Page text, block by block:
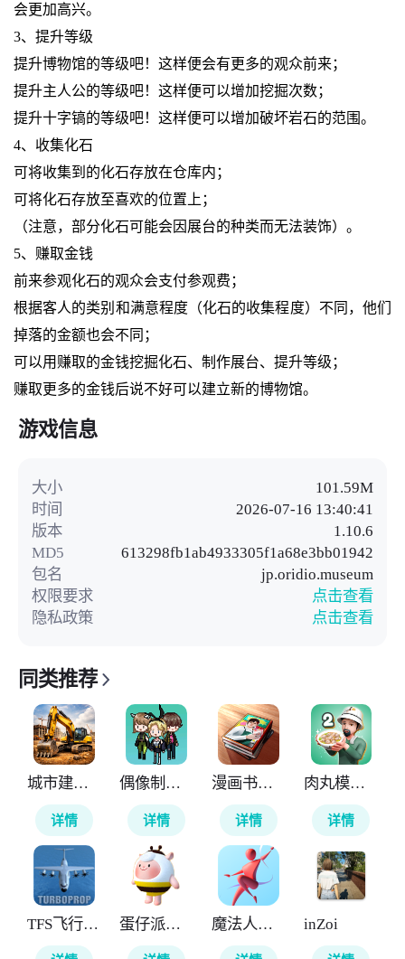
会更加高兴。
3、提升等级
提升博物馆的等级吧！这样便会有更多的观众前来；
提升主人公的等级吧！这样便可以增加挖掘次数；
提升十字镐的等级吧！这样便可以增加破坏岩石的范围。
4、收集化石
可将收集到的化石存放在仓库内；
可将化石存放至喜欢的位置上；
（注意，部分化石可能会因展台的种类而无法装饰）。
5、赚取金钱
前来参观化石的观众会支付参观费；
根据客人的类别和满意程度（化石的收集程度）不同，他们
掉落的金额也会不同；
可以用赚取的金钱挖掘化石、制作展台、提升等级；
赚取更多的金钱后说不好可以建立新的博物馆。
游戏信息
大小
101.59M
时间
2026-07-16 13:40:41
版本
1.10.6
MD5
613298fb1ab4933305f1a68e3bb01942
包名
jp.oridio.museum
权限要求
点击查看
隐私政策
点击查看
同类推荐
城市建筑模拟26
详情
偶像制作人
详情
漫画书店模拟器
详情
肉丸模拟器2
详情
TFS飞行模拟器涂装版本 蛋仔派对抽奖模拟器 魔法人形师 inZoi